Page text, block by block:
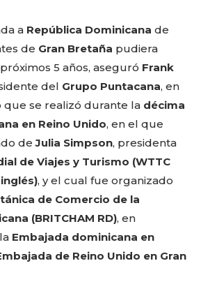
a República Dominicana de
de Gran Bretaña pudiera
5 años, aseguró Frank
del Grupo Puntacana, en
se realizó durante la décima
en Reino Unido, en el que
deJulia Simpson, presidenta
de Viajes y Turismo (WTTC
, y el cual fue organizado
de Comercio de la
(BRITCHAM RD), en
Embajada dominicana en
de Reino Unido en Gran